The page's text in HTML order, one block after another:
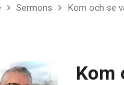
Sermons Kom och se
Kom